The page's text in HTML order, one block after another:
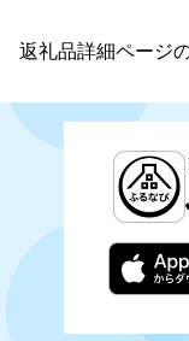
返礼品詳細ページ